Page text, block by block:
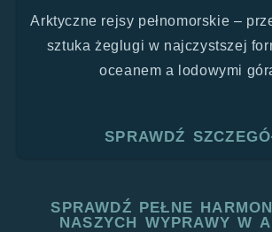
Arktyczne rejsy pełnomorskie –
sztuka żeglugi w najczystszej
oceanem a lodowymi
SPRAWDŹ
SPRAWDŹ PEŁNE
NASZYCH WYPRAWY W